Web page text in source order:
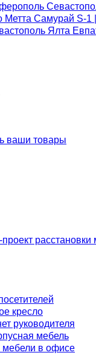
Метта Самурай S-1
Ялта
ваши товары
кресло
руководителя
мебель
мебели в офисе